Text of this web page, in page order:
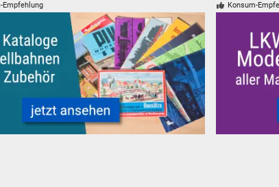
Empfehlung Konsum-